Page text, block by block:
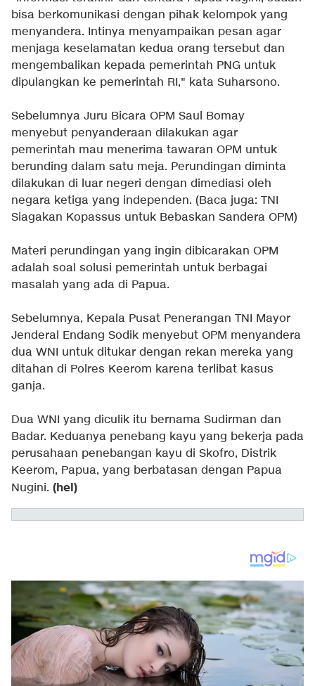
bisa berkomunikasi dengan pihak kelompok yang
menyandera. Intinya menyampaikan pesan agar
menjaga keselamatan kedua orang tersebut dan
mengembalikan kepada pemerintah PNG untuk
dipulangkan ke pemerintah RI," kata Suharsono.
Sebelumnya Juru Bicara OPM Saul Bomay
menyebut penyanderaan dilakukan agar
pemerintah mau menerima tawaran OPM untuk
berunding dalam satu meja. Perundingan diminta
dilakukan di luar negeri dengan dimediasi oleh
negara ketiga yang independen. (Baca juga: TNI
Siagakan Kopassus untuk Bebaskan Sandera OPM)
Materi perundingan yang ingin dibicarakan OPM
adalah soal solusi pemerintah untuk berbagai
masalah yang ada di Papua.
Sebelumnya, Kepala Pusat Penerangan TNI Mayor
Jenderal Endang Sodik menyebut OPM menyandera
dua WNI untuk ditukar dengan rekan mereka yang
ditahan di Polres Keerom karena terlibat kasus
ganja.
Dua WNI yang diculik itu bernama Sudirman dan
Badar. Keduanya penebang kayu yang bekerja pada
perusahaan penebangan kayu di Skofro, Distrik
Keerom, Papua, yang berbatasan dengan Papua
Nugini. (hel)